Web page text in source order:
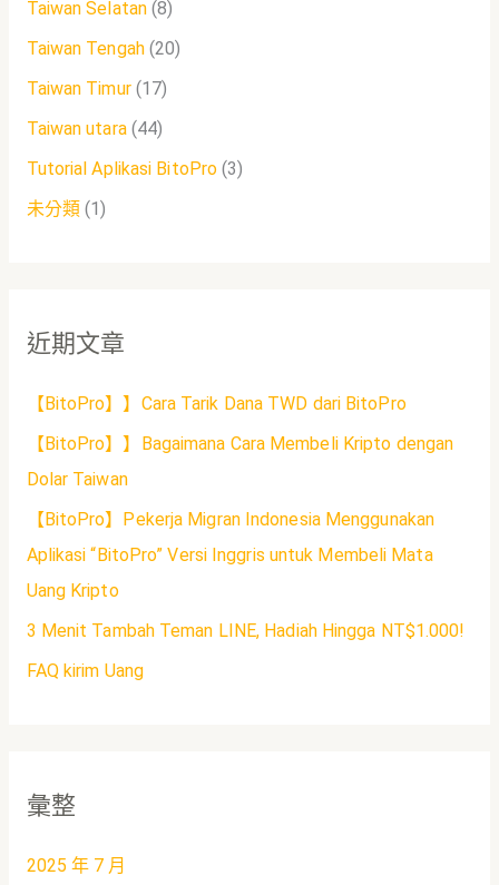
Taiwan Selatan(8)
Taiwan Tengah(20)
Taiwan Timur(17)
Taiwan utara(44)
Tutorial Aplikasi BitoPro (3)
未分類(1)
近期文章
【BitoPro】】Cara Tarik Dana TWD dari BitoPro
【BitoPro】】Bagaimana Cara Membeli Kripto dengan
Dolar Taiwan
【BitoPro】Pekerja Migran Indonesia Menggunakan
Aplikasi “BitoPro” Versi Inggris untuk Membeli Mata
Uang Kripto
3 Menit Tambah Teman LINE, Hadiah Hingga NT$1.000!
FAQ kirim Uang
彙整
2025 年 7 月